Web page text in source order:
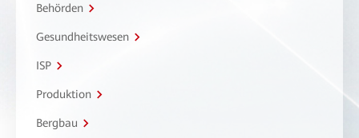
Behörden
Gesundheitswesen
ISP
Produktion
Bergbau